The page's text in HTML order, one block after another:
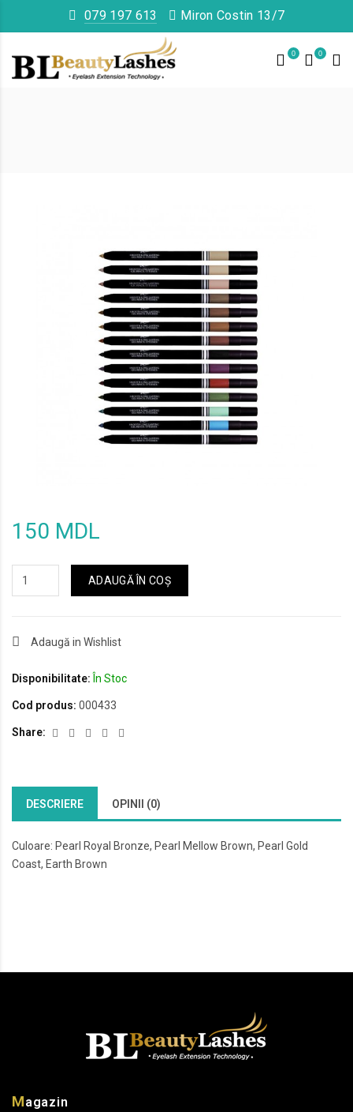
079 197 613 Miron Costin 13/7
0 0
150 MDL
ADAUGĂ ÎN COŞ
Adaugă in Wishlist
Disponibilitate: În Stoc
Cod produs: 000433
Share:
DESCRIERE OPINII (0)
Culoare: Pearl Royal Bronze, Pearl Mellow Brown, Pearl Gold
Coast, Earth Brown
Magazin